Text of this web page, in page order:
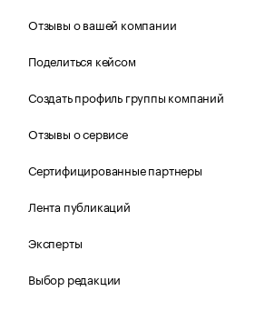
Отзывы о вашей компании
Поделиться кейсом
Создать профиль группы компаний
Отзывы о сервисе
Сертифицированные партнеры
Лента публикаций
Эксперты
Выбор редакции